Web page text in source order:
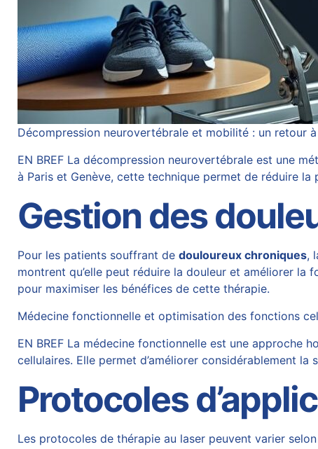
Décompression neurovertébrale et mobilité : un retour
EN BREF La décompression neurovertébrale est une
à Paris et Genève, cette technique permet de réduire
Gestion des
Pour les patients souffrant dedouloureux chroniques,
montrent qu’elle peut réduire la douleur et améliorer la
pour maximiser les bénéfices de cette thérapie.
Médecine fonctionnelle et optimisation des fonctions
EN BREF La médecine fonctionnelle est une
cellulaires. Elle permet d’améliorer considérablement
Protocoles
Les protocoles de thérapie au laser peuvent varier